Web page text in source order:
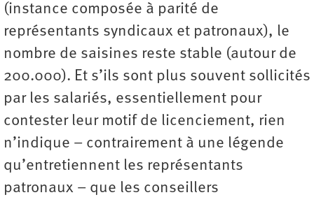
(instance composée à parité de
représentants syndicaux et patronaux), le
nombre de saisines reste stable (autour de
200.000). Et s’ils sont plus souvent sollicités
par les salariés, essentiellement pour
contester leur motif de licenciement, rien
n’indique – contrairement à une légende
qu’entretiennent les représentants
patronaux – que les conseillers